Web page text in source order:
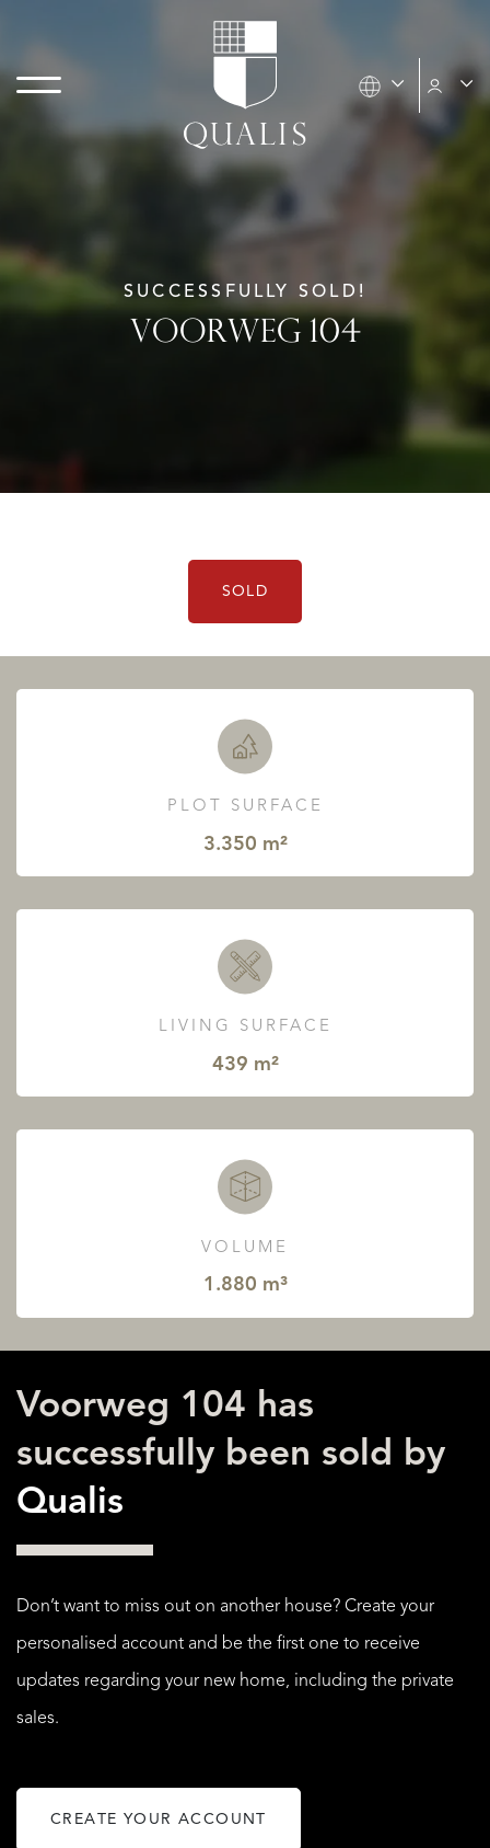
SUCCESSFULLY SOLD!
VOORWEG 104
SOLD
PLOT SURFACE
3.350 m²
LIVING SURFACE
439 m²
VOLUME
1.880 m³
Voorweg 104 has
successfully been sold by
Qualis
Don’t want to miss out on another house? Create your
personalised account and be the first one to receive
updates regarding your new home, including the private
sales.
CREATE YOUR ACCOUNT